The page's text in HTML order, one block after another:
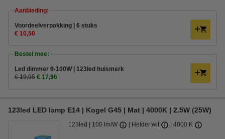
Aanbieding:
Voordeelverpakking | 6 stuks
€ 10,50
Bestel mee:
Led dimmer 0-100W | 123led huismerk
€ 19,95 € 17,96
123led LED lamp E14 | Kogel G45 | Mat | 4000K | 2.5W (25W)
123led 100 lm/W Helder wit 4000 K